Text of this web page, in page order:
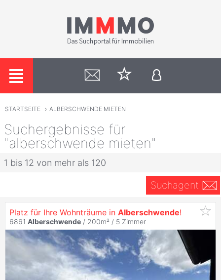
STARTSEITE › ALBERSCHWENDE MIETEN
Suchergebnisse für
"alberschwende mieten"
1 bis 12 von mehr als 120
Suchagent
Platz für Ihre Wohnträume in Alberschwende!
6861 Alberschwende / 200m² / 5 Zimmer